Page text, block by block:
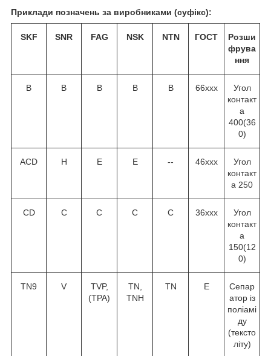
Приклади позначень за виробниками (суфікс):
SKF SNR FAG NSK NTN ГОСТ
Розши
фрува
ння
В В В В В 66ххх
Угол
контакт
а
400(36
0)
ACD H E E -- 46ххх
Угол
контакт
а 250
CD C C C C 36ххх
Угол
контакт
а
150(12
0)
TN9 V
TVP,
(TPA)
TN,
TNH
TN Е
Сепар
атор із
поліамі
ду
(тексто
літу)